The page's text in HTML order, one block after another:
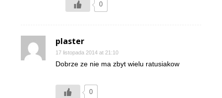
0
plaster
17 listopada 2014 at 21:10
Dobrze ze nie ma zbyt wielu ratusiakow
0